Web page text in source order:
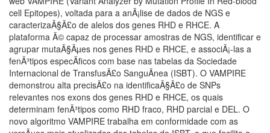
cell Epitopes), voltada para a anÃ¡lise de dados de NGS e
caracterizaÃ§Ã£o de alelos dos genes RHD e RHCE. A
plataforma Ã© capaz de processar amostras de NGS, identificar e
agrupar mutaÃ§Ãµes nos genes RHD e RHCE, e associÃ¡-las a
fenÃ³tipos especÃ­ficos com base nas tabelas da Sociedade
Internacional de TransfusÃ£o SanguÃ­nea (ISBT). O VAMPIRE
demonstrou alta precisÃ£o na identificaÃ§Ã£o de SNPs
relevantes nos exons dos genes RHD e RHCE, os quais
determinam fenÃ³tipos como RHD fraco, RHD parcial e DEL. O
novo algoritmo VAMPIRE trabalha em conformidade com as